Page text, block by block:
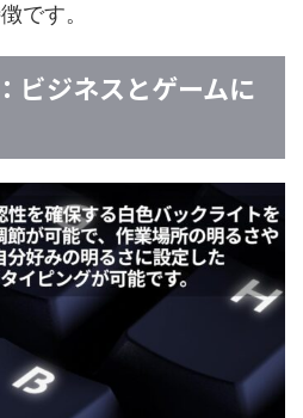
です。
ビジネスとゲームに